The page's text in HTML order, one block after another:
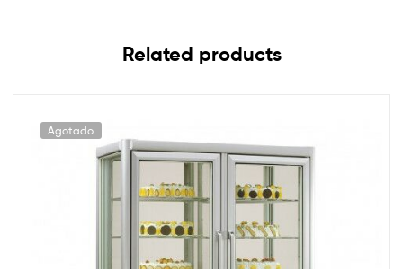
Related products
Agotado